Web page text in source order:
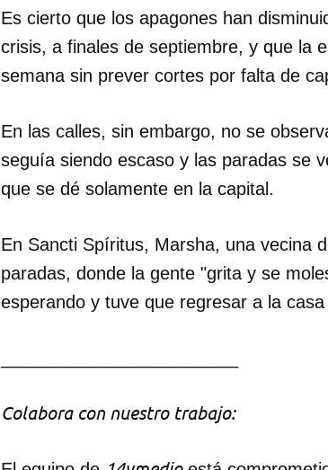
Es cierto que los apagones han
crisis, a finales de septiembre, y que la
semana sin prever cortes por falta de
En las calles, sin embargo, no se
seguía siendo escaso y las paradas se
que se dé solamente en la capital.
En Sancti Spíritus, Marsha, una vecina
paradas, donde la gente "grita y se
esperando y tuve que regresar a la
Colabora con nuestro trabajo: